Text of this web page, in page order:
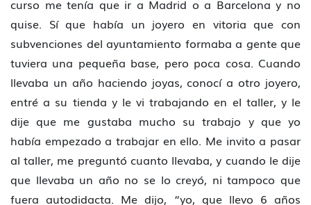
curso me tenía que ir a Madrid o a Barcelona y no
quise. Sí que había un joyero en vitoria que con
subvenciones del ayuntamiento formaba a gente que
tuviera una pequeña base, pero poca cosa. Cuando
llevaba un año haciendo joyas, conocí a otro joyero,
entré a su tienda y le vi trabajando en el taller, y le
dije que me gustaba mucho su trabajo y que yo
había empezado a trabajar en ello. Me invito a pasar
al taller, me preguntó cuanto llevaba, y cuando le dije
que llevaba un año no se lo creyó, ni tampoco que
fuera autodidacta. Me dijo, “yo, que llevo 6 años